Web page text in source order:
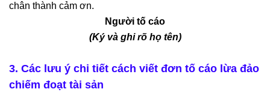
chân thành cảm ơn.
Người tố cáo
(Ký và ghi rõ họ tên)
3. Các lưu ý chi tiết cách viết đơn tố cáo lừa đảo
chiếm đoạt tài sản